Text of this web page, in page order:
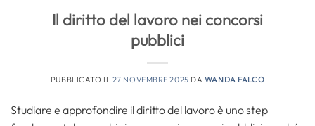
Il diritto del lavoro nei concorsi
pubblici
PUBBLICATO IL 27 NOVEMBRE 2025 DA WANDA FALCO
Studiare e approfondire il diritto del lavoro è uno step